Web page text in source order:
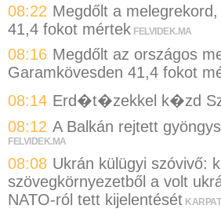
08:22 Megdőlt a
41,4 fokot mértek FELVIDEK.MA
08:16 Megdőlt az országos
Garamkövesden 41,4 fokot
08:14 Erd�t�zekkel k�zd
08:12 A Balkán rejtett
FELVIDEK.MA
08:08 Ukrán külügyi szóvivő:
szövegkörnyezetből a volt
NATO-ról tett kijelentését